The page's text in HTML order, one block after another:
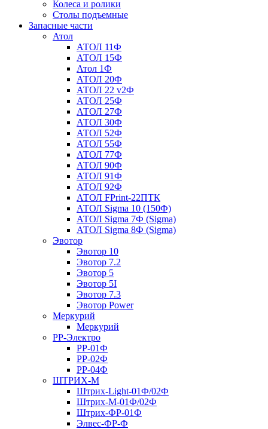
Колеса и ролики
Столы подъемные
Запасные части
Атол
АТОЛ 11Ф
АТОЛ 15Ф
Атол 1Ф
АТОЛ 20Ф
АТОЛ 22 v2Ф
АТОЛ 25Ф
АТОЛ 27Ф
АТОЛ 30Ф
АТОЛ 52Ф
АТОЛ 55Ф
АТОЛ 77Ф
АТОЛ 90Ф
АТОЛ 91Ф
АТОЛ 92Ф
АТОЛ FPrint-22ПТК
АТОЛ Sigma 10 (150Ф)
АТОЛ Sigma 7Ф (Sigma)
АТОЛ Sigma 8Ф (Sigma)
Эвотор
Эвотор 10
Эвотор 7.2
Эвотор 5
Эвотор 5I
Эвотор 7.3
Эвотор Power
Меркурий
Меркурий
РР-Электро
РР-01Ф
РР-02Ф
РР-04Ф
ШТРИХ-М
Штрих-Light-01Ф/02Ф
Штрих-М-01Ф/02Ф
Штрих-ФР-01Ф
Элвес-ФР-Ф